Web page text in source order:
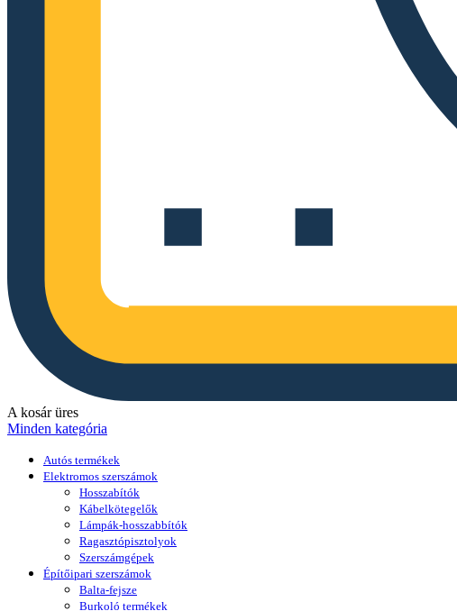
A kosár üres
Minden kategória
Autós termékek
Elektromos szerszámok
Hosszabítók
Kábelkötegelők
Lámpák-hosszabbítók
Ragasztópisztolyok
Szerszámgépek
Építőipari szerszámok
Balta-fejsze
Burkoló termékek